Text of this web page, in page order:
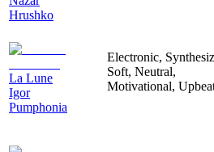
Hrushko
La Lune
Igor
Pumphonia
Electronic,
Soft, Neutral,
Motivational,